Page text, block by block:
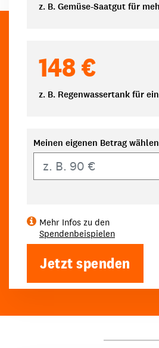
z. B. Gemüse-Saatgut für
148 €
z. B. Regenwassertank für
Meinen eigenen Betrag wählen
Mehr Infos zu den
Spendenbeispielen
Jetzt spenden